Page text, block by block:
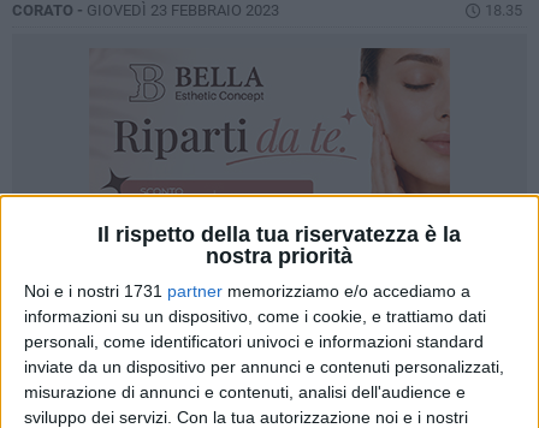
Il rispetto della tua riservatezza è la
nostra priorità
Noi e i nostri 1731 partner memorizziamo e/o accediamo a
informazioni su un dispositivo, come i cookie, e trattiamo dati
personali, come identificatori univoci e informazioni standard
inviate da un dispositivo per annunci e contenuti personalizzati,
misurazione di annunci e contenuti, analisi dell'audience e
sviluppo dei servizi. Con la tua autorizzazione noi e i nostri
CORATO - GIOVEDÌ 23 FEBBRAIO 2023 18.35
83